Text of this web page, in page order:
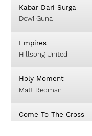
Kabar Dari Surga
Dewi Guna
Empires
Hillsong United
Holy Moment
Matt Redman
Come To The Cross